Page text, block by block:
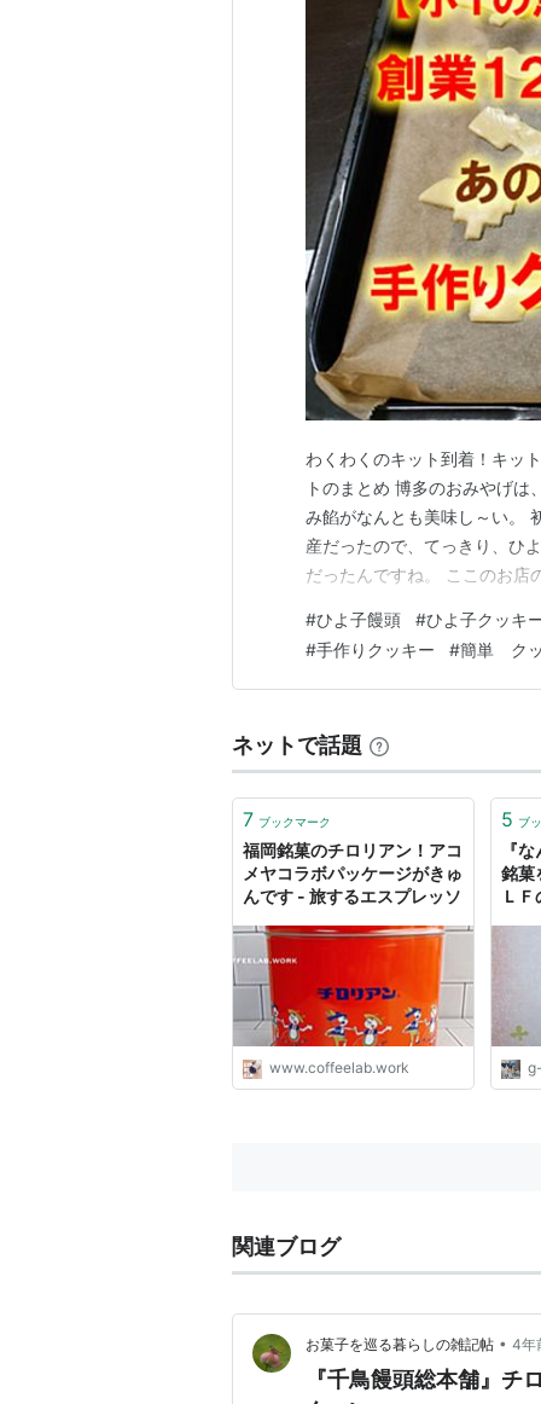
わくわくのキット到着！キッ
トのまとめ 博多のおみやげ
み餡がなんとも美味し～い。
産だったので、てっきり、ひ
だったんですね。 ここのお店
よ子饅頭を作っていたお店は
舗吉野堂という明治からの老
#ひよ子饅頭 #ひよ子クッキ
#手作りクッキー #簡単 ク
ネットで話題
7 ブックマーク
福岡銘菓のチロリアン！アコ
メヤコラボパッケージがきゅ
んです - 旅するエスプレッソ
www.coffeelab.work
5 ブ
『
銘菓
Ｌ
関連ブログ
お菓子を巡る暮らしの雑記帖 • 4年
『千鳥饅頭総本舗』チ